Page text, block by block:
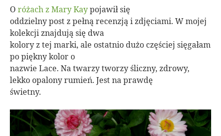
O różach z Mary Kaypojawił się
oddzielny post z pełną recenzją i zdjęciami. W mojej
kolekcji znajdują się dwa
kolory z tej marki, ale ostatnio dużo częściej sięgałam
po piękny kolor o
nazwie Lace. Na twarzy tworzy śliczny, zdrowy,
lekko opalony rumień. Jest na prawdę
świetny.